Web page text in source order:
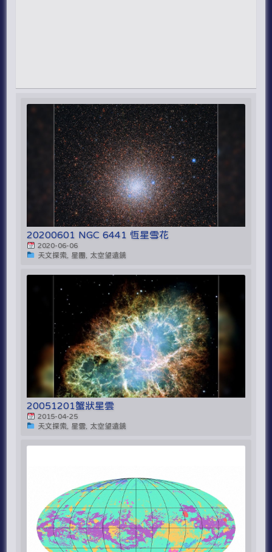
20200601 NGC 6441 恆星雪花
2020-06-06
天文探索, 星團, 太空望遠鏡
20051201蟹狀星雲
2015-04-25
天文探索, 星雲, 太空望遠鏡